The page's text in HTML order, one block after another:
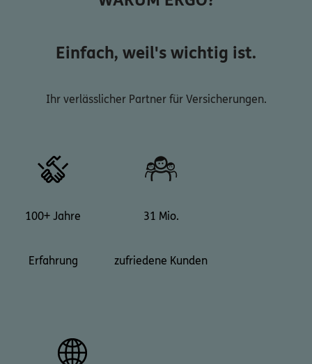
Einfach, weil's wichtig ist.
Ihr verlässlicher Partner für Versicherungen.
100+ Jahre
Erfahrung
31 Mio.
zufriedene Kunden